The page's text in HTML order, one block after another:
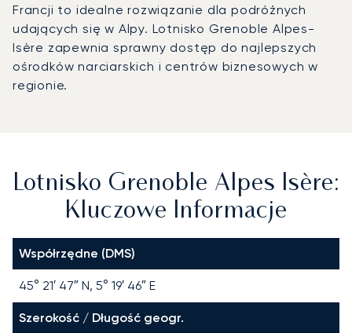
Francji to idealne rozwiązanie dla podróżnych
udających się w Alpy. Lotnisko Grenoble Alpes-
Isère zapewnia sprawny dostęp do najlepszych
ośrodków narciarskich i centrów biznesowych w
regionie.
Lotnisko Grenoble Alpes Isère:
Kluczowe Informacje
Współrzędne (DMS)
45° 21′ 47″ N, 5° 19′ 46″ E
Szerokość / Długość geogr.